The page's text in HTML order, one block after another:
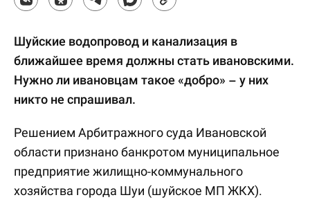
Шуйские водопровод и канализация в
ближайшее время должны стать ивановскими.
Нужно ли ивановцам такое «добро» – у них
никто не спрашивал.
Решением Арбитражного суда Ивановской
области признано банкротом муниципальное
предприятие жилищно-коммунального
хозяйства города Шуи (шуйское МП ЖКХ).